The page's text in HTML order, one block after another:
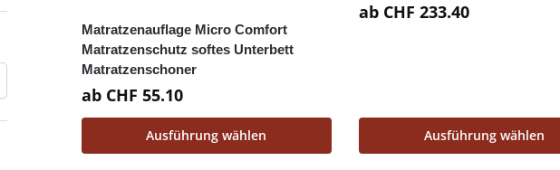
Matratzenauflage Micro Comfort
Matratzenschutz softes Unterbett
Matratzenschoner
ab CHF 55.10
Ausführung wählen
ab CHF 233.40
Ausführung wählen